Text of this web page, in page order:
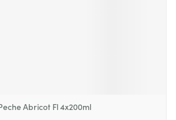
Abricot Fl 4x200ml